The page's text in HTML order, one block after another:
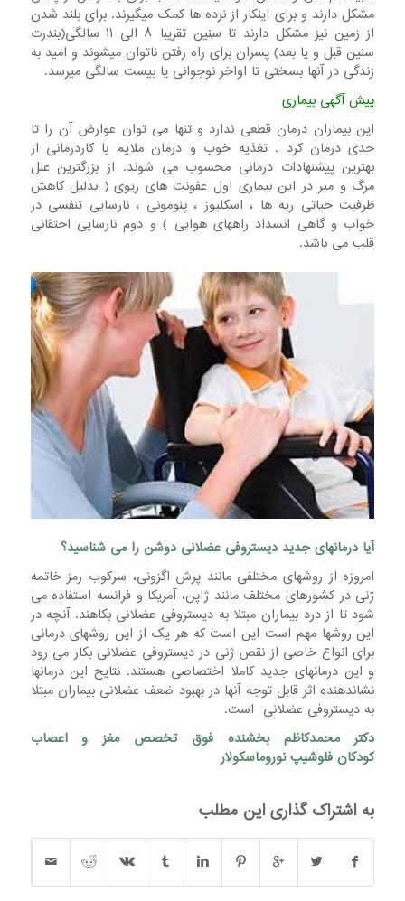
مشکل دارند و برای اینکار از نرده ها کمک میگیرند. برای بلند شدن
از زمین نیز مشکل دارند تا سنین تقریبا ۸ الی ۱۱ سالگی(بندرت
سنین قبل و یا بعد) پسران برای راه رفتن ناتوان میشوند و امید به
زندگی در آنها بسختی تا اواخر نوجوانی یا بیست سالگی میرسد.
پیش آگهی بیماری
این بیماران درمان قطعی ندارد و تنها می توان عوارض آن را تا
حدی درمان کرد . تغذیه خوب و درمان ملایم با کاردرمانی از
بهترین پیشنهادات درمانی محسوب می شوند. از بزرگترین علل
مرگ و میر در این بیماری اول عفونت های ریوی ( بدلیل کاهش
ظرفیت حیاتی ریه ها ، اسکلیوز ، پنومونی ، نارسایی تنفسی در
خواب و گاهی انسداد راههای هوایی ) و دوم نارسایی احتقانی
قلب می باشد.
آیا درمانهای جدید دیستروفی عضلانی دوشن را می شناسید؟
امروزه از روشهای مختلفی مانند پرش اگزونی، سرکوب رمز خاتمه
ژنی در کشورهای مختلف مانند ژاپن، آمریکا و فرانسه استفاده می
شود تا از درد بیماران مبتلا به دیستروفی عضلانی بکاهند. آنچه در
این روشها مهم است این است که هر یک از این روشهای درمانی
برای انواع خاصی از نقص ژنی در دیستروفی عضلانی بکار می رود
و این درمانهای جدید کاملا اختصاصی هستند. نتایج این درمانها
نشاندهنده اثر قابل توجه آنها در بهبود ضعف عضلانی بیماران مبتلا
به دیستروفی عضلانی است.
دکتر محمدکاظم بخشنده
فوق تخصص مغز و اعصاب
کودکان فلوشیپ نوروماسکولار
به اشتراک گذاری این مطلب